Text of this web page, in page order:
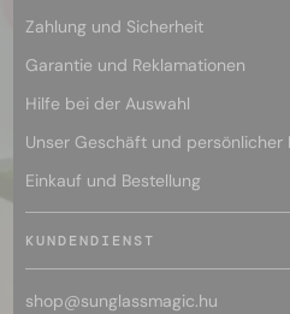
Zahlung und Sicherheit
Garantie und Reklamationen
Hilfe bei der Auswahl
Unser Geschäft und persönlicher
Einkauf und Bestellung
KUNDENDIENST
shop@sunglassmagic.hu